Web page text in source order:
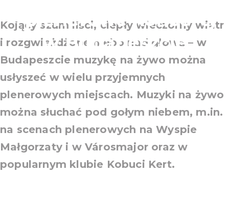
– plenerowe koncerty
w Budapeszcie
Kojący szum liści, ciepły wieczorny wiatr
i rozgwieżdżone niebo nad głową – w
Budapeszcie muzykę na żywo można
usłyszeć w wielu przyjemnych
plenerowych miejscach. Muzyki na żywo
można słuchać pod gołym niebem, m.in.
na scenach plenerowych na Wyspie
Małgorzaty i w Városmajor oraz w
popularnym klubie Kobuci Kert.